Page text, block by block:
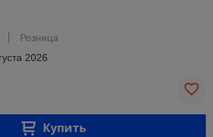
Розница
2026
Купить